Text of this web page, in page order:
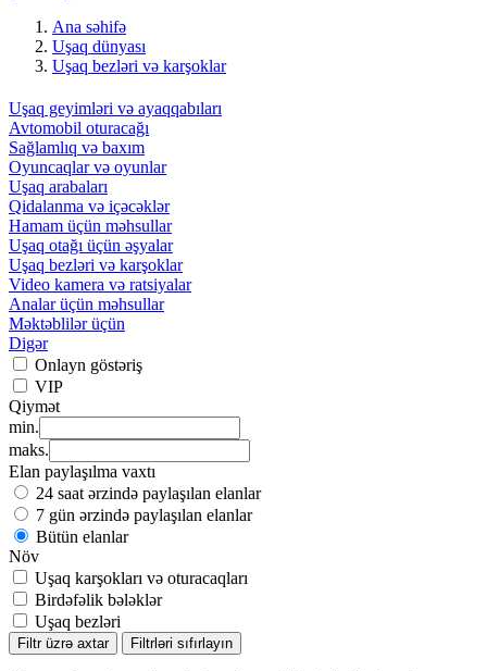
Ana səhifə
Uşaq dünyası
Uşaq bezləri və karşoklar
Uşaq geyimləri və ayaqqabıları
Avtomobil oturacağı
Sağlamlıq və baxım
Oyuncaqlar və oyunlar
Uşaq arabaları
Qidalanma və içəcəklər
Hamam üçün məhsullar
Uşaq otağı üçün əşyalar
Uşaq bezləri və karşoklar
Video kamera və ratsiyalar
Analar üçün məhsullar
Məktəblilər üçün
Digər
Onlayn göstəriş
VIP
Qiymət
min.
maks.
Elan paylaşılma vaxtı
24 saat ərzində paylaşılan elanlar
7 gün ərzində paylaşılan elanlar
Bütün elanlar
Növ
Uşaq karşokları və oturacaqları
Birdəfəlik bələklər
Uşaq bezləri
Filtr üzrə axtar Filtrləri sıfırlayın